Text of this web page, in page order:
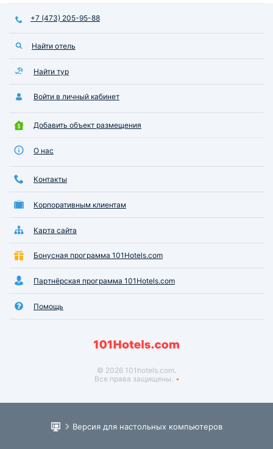
+7 (473) 205-95-88
Найти отель
Найти тур
Войти в личный кабинет
Добавить объект размещения
О нас
Контакты
Корпоративным клиентам
Карта сайта
Бонусная программа 101Hotels.com
Партнёрская программа 101Hotels.com
Помощь
© 2026 101hotels.com.
Все права защищены.
Версия для настольных компьютеров